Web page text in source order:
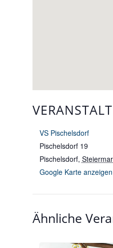
VS Pischelsdorf
Pischelsdorf 19
Pischelsdorf,
Google Karte anzeigen
Ähnliche